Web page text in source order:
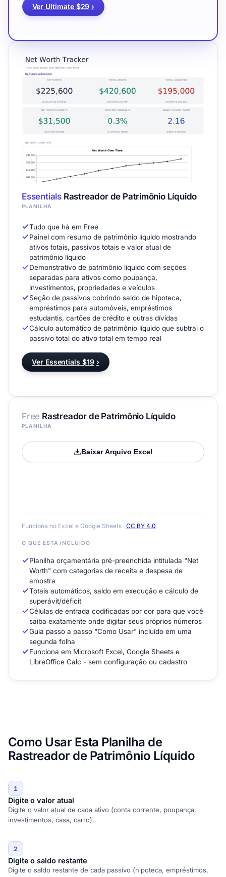
Free Rastreador de Patrimônio Líquido
PLANILHA
Baixar Arquivo Excel
Funciona no Excel e Google Sheets · CC BY 4.0
O QUE ESTÁ INCLUÍDO
Planilha orçamentária pré-preenchida intitulada "Net
Worth" com categorias de receita e despesa de
amostra
Totais automáticos, saldo em execução e cálculo de
superávit/déficit
Células de entrada codificadas por cor para que você
saiba exatamente onde digitar seus próprios números
Guia passo a passo "Como Usar" incluído em uma
segunda folha
Funciona em Microsoft Excel, Google Sheets e
LibreOffice Calc - sem configuração ou cadastro
EssentialsRastreador de Patrimônio Líquido
PLANILHA
Tudo que há em Free
Painel com resumo de patrimônio líquido mostrando
ativos totais, passivos totais e valor atual de
patrimônio líquido
Demonstrativo de patrimônio líquido com seções
separadas para ativos como poupança,
investimentos, propriedades e veículos
Seção de passivos cobrindo saldo de hipoteca,
empréstimos para automóveis, empréstimos
estudantis, cartões de crédito e outras dívidas
Cálculo automático de patrimônio líquido que subtrai o
passivo total do ativo total em tempo real
Ver Essentials $19 ›
Ver Ultimate $29 ›
Como Usar Esta Planilha de
Rastreador de Patrimônio Líquido
1
Digite o valor atual
Digite o valor atual de cada ativo (conta corrente, poupança,
investimentos, casa, carro).
2
Digite o saldo restante
Digite o saldo restante de cada passivo (hipoteca, empréstimos,